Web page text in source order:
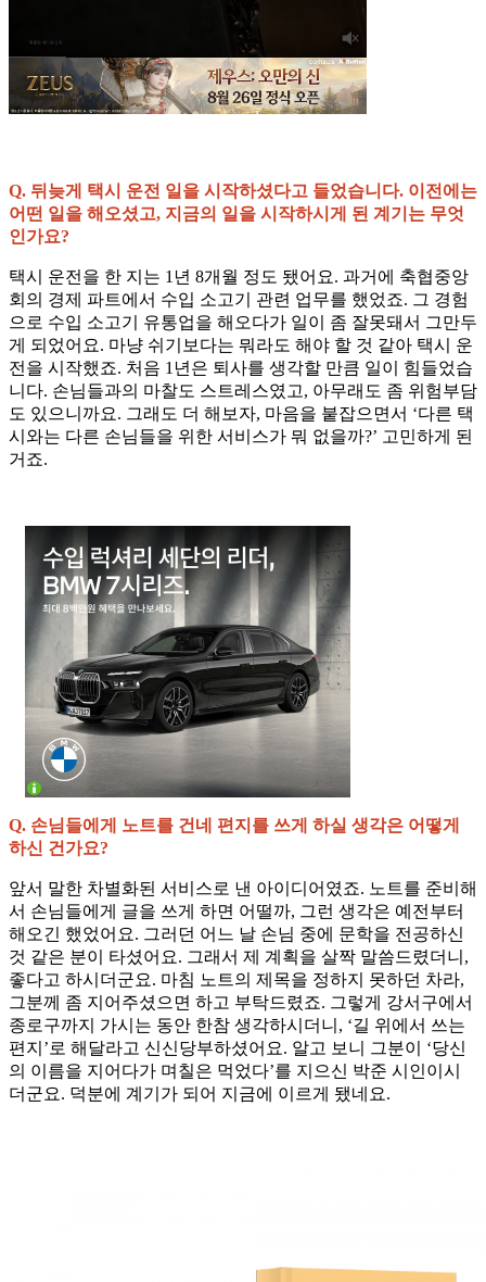
Q. 뒤늦게 택시 운전 일을 시작하셨다고 들었습니다. 이전에는
어떤 일을 해오셨고, 지금의 일을 시작하시게 된 계기는 무엇
인가요?
택시 운전을 한 지는 1년 8개월 정도 됐어요. 과거에 축협중앙
회의 경제 파트에서 수입 소고기 관련 업무를 했었죠. 그 경험
으로 수입 소고기 유통업을 해오다가 일이 좀 잘못돼서 그만두
게 되었어요. 마냥 쉬기보다는 뭐라도 해야 할 것 같아 택시 운
전을 시작했죠. 처음 1년은 퇴사를 생각할 만큼 일이 힘들었습
니다. 손님들과의 마찰도 스트레스였고, 아무래도 좀 위험부담
도 있으니까요. 그래도 더 해보자, 마음을 붙잡으면서 ‘다른 택
시와는 다른 손님들을 위한 서비스가 뭐 없을까?’ 고민하게 된
거죠.
Q. 손님들에게 노트를 건네 편지를 쓰게 하실 생각은 어떻게
하신 건가요?
앞서 말한 차별화된 서비스로 낸 아이디어였죠. 노트를 준비해
서 손님들에게 글을 쓰게 하면 어떨까, 그런 생각은 예전부터
해오긴 했었어요. 그러던 어느 날 손님 중에 문학을 전공하신
것 같은 분이 타셨어요. 그래서 제 계획을 살짝 말씀드렸더니,
좋다고 하시더군요. 마침 노트의 제목을 정하지 못하던 차라,
그분께 좀 지어주셨으면 하고 부탁드렸죠. 그렇게 강서구에서
종로구까지 가시는 동안 한참 생각하시더니, ‘길 위에서 쓰는
편지’로 해달라고 신신당부하셨어요. 알고 보니 그분이 ‘당신
의 이름을 지어다가 며칠은 먹었다’를 지으신 박준 시인이시
더군요. 덕분에 계기가 되어 지금에 이르게 됐네요.